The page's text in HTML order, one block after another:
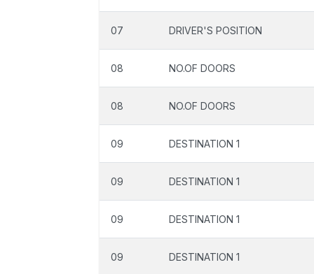
07 DRIVER'S POSITION
08 NO.OF DOORS
08 NO.OF DOORS
09 DESTINATION 1
09 DESTINATION 1
09 DESTINATION 1
09 DESTINATION 1